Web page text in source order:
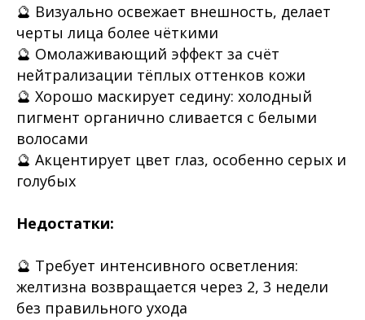
🔮 Визуально освежает внешность, делает
черты лица более чёткими
🔮 Омолаживающий эффект за счёт
нейтрализации тёплых оттенков кожи
🔮 Хорошо маскирует седину: холодный
пигмент органично сливается с белыми
волосами
🔮 Акцентирует цвет глаз, особенно серых и
голубых
Недостатки:
🔮 Требует интенсивного осветления:
желтизна возвращается через 2, 3 недели
без правильного ухода